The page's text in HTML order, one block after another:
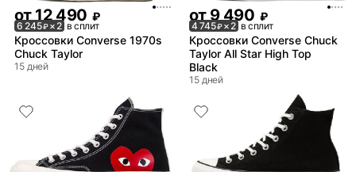
от 12 490 ₽
6 245₽× 2 в сплит
Кроссовки Converse 1970s
Chuck Taylor
15 дней
от 9 490 ₽
4 745₽× 2 в сплит
Кроссовки Converse Chuck
Taylor All Star High Top
Black
15 дней